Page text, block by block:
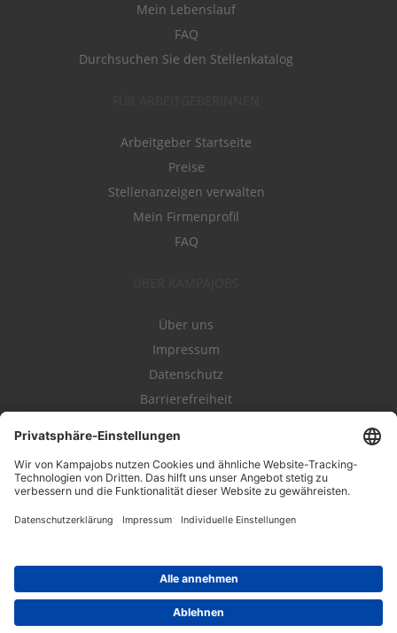
Mein Lebenslauf
FAQ
Durchsuchen Sie den Stellenkatalog
Arbeitgeber Startseite
Preise
Stellenanzeigen verwalten
Mein Firmenprofil
FAQ
Über uns
Impressum
Datenschutz
Barrierefreiheit
Kampahire
Kampagnenforum
LeadNow